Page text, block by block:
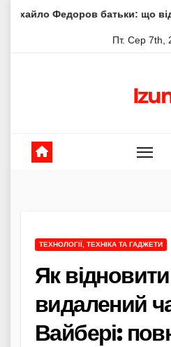
батьки: що відомо про
Пт. Сер 7th,
ТЕХНОЛОГІЇ, ТЕХНІКА ТА ГАДЖЕТИ
Як відновити
видалений
Вайбері: